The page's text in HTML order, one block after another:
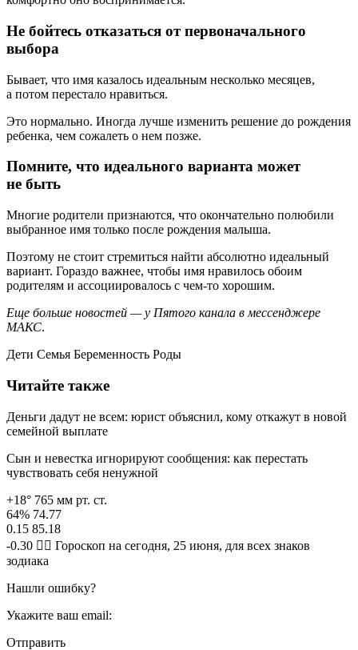
Не бойтесь отказаться от первоначального
выбора
Бывает, что имя казалось идеальным несколько месяцев,
а потом перестало нравиться.
Это нормально. Иногда лучше изменить решение до рождения
ребенка, чем сожалеть о нем позже.
Помните, что идеального варианта может
не быть
Многие родители признаются, что окончательно полюбили
выбранное имя только после рождения малыша.
Поэтому не стоит стремиться найти абсолютно идеальный
вариант. Гораздо важнее, чтобы имя нравилось обоим
родителям и ассоциировалось с чем-то хорошим.
Еще больше новостей — у Пятого канала в мессенджере
МАКС.
Дети Семья Беременность Роды
Читайте также
Деньги дадут не всем: юрист объяснил, кому откажут в новой
семейной выплате
Сын и невестка игнорируют сообщения: как перестать
чувствовать себя ненужной
+18° 765 мм рт. ст.
64% 74.77
0.15 85.18
-0.30 🧙‍♀ Гороскоп на сегодня, 25 июня, для всех знаков
зодиака
Нашли ошибку?
Укажите ваш email:
Отправить